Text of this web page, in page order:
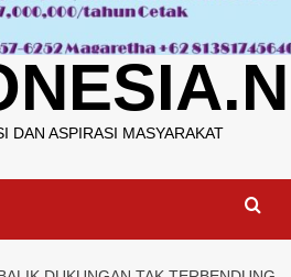
DAN ASPIRASI MASYARAKAT